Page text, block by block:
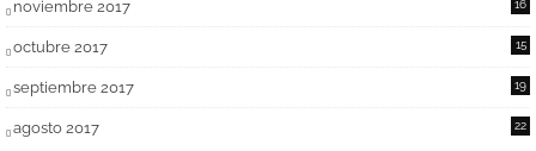
noviembre 2017 16
octubre 2017 15
septiembre 2017 19
agosto 2017 22